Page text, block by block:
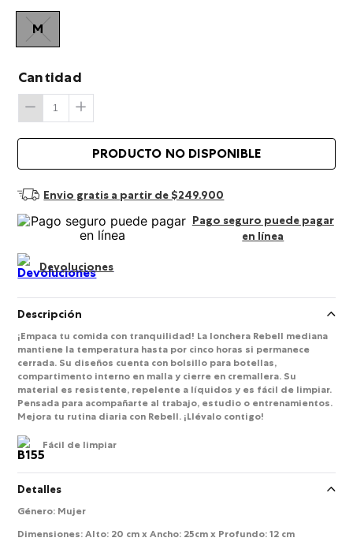
M
Cantidad
Envio gratis a partir de $249.900
Pago seguro puede pagar
en línea
Devoluciones
Descripción
¡Empaca tu comida con tranquilidad! La lonchera Rebell mediana
mantiene la temperatura hasta por cinco horas si permanece
cerrada. Su diseños cuenta con bolsillo para botellas,
compartimento interno en malla y cierre en cremallera. Su
material es resistente, repelente a líquidos y es fácil de limpiar.
Pensada para acompañarte al trabajo, estudio o entrenamientos.
Mejora tu rutina diaria con Rebell. ¡Llévalo contigo!
Fácil de limpiar
Detalles
Género: Mujer
Dimensiones:Alto: 20 cm x Ancho: 25cm x Profundo: 12 cm